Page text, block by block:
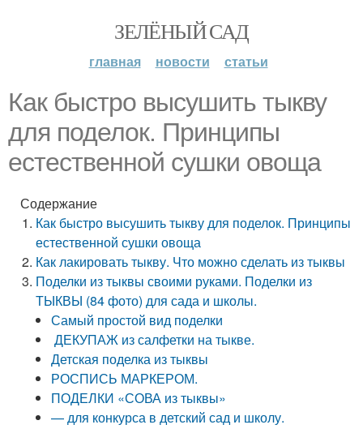
ЗЕЛЁНЫЙ САД
главная новости статьи
Как быстро высушить тыкву
для поделок. Принципы
естественной сушки овоща
Содержание
Как быстро высушить тыкву для поделок. Принципы
естественной сушки овоща
Как лакировать тыкву. Что можно сделать из тыквы
Поделки из тыквы своими руками. Поделки из
ТЫКВЫ (84 фото) для сада и школы.
Самый простой вид поделки
ДЕКУПАЖ из салфетки на тыкве.
Детская поделка из тыквы
РОСПИСЬ МАРКЕРОМ.
ПОДЕЛКИ «СОВА из тыквы»
— для конкурса в детский сад и школу.